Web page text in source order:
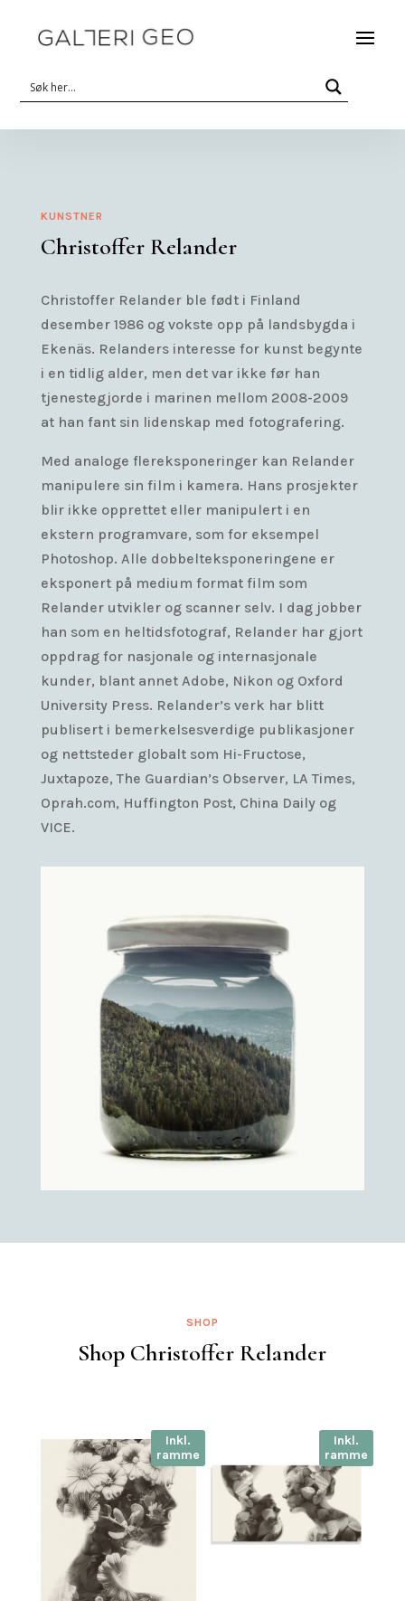
KUNSTNER
Christoffer Relander
Christoffer Relander ble født i Finland
desember 1986 og vokste opp på landsbygda i
Ekenäs. Relanders interesse for kunst begynte
i en tidlig alder, men det var ikke før han
tjenestegjorde i marinen mellom 2008-2009
at han fant sin lidenskap med fotografering.
Med analoge flereksponeringer kan Relander
manipulere sin film i kamera. Hans prosjekter
blir ikke opprettet eller manipulert i en
ekstern programvare, som for eksempel
Photoshop. Alle dobbelteksponeringene er
eksponert på medium format film som
Relander utvikler og scanner selv. I dag jobber
han som en heltidsfotograf, Relander har gjort
oppdrag for nasjonale og internasjonale
kunder, blant annet Adobe, Nikon og Oxford
University Press. Relander’s verk har blitt
publisert i bemerkelsesverdige publikasjoner
og nettsteder globalt som Hi-Fructose,
Juxtapoze, The Guardian’s Observer, LA Times,
Oprah.com, Huffington Post, China Daily og
VICE.
SHOP
Shop Christoffer Relander
Inkl.
ramme
Inkl.
ramme